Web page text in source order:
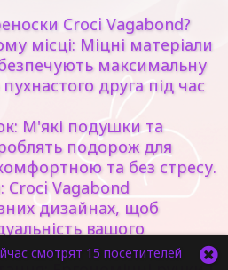
Croci Vagabond?
місці: Міцні матеріали
максимальну
друга під час
М'які подушки та
подорож для
та без стресу.
Vagabond
дизайнах, щоб
вашого
смотрят 15 посетителей